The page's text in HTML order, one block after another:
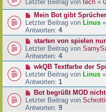
Letzter Beitrag von tech «
Mein Bot gibt
Letzter Beitrag von Linus «
Antworten: 4
starten von spielen
Letzter Beitrag von
Antworten: 4
wkQB Textfarbe der
Letzter Beitrag von Linus «
Antworten: 1
Bot begrüßt MOD
Letzter Beitrag von
Antworten: 9